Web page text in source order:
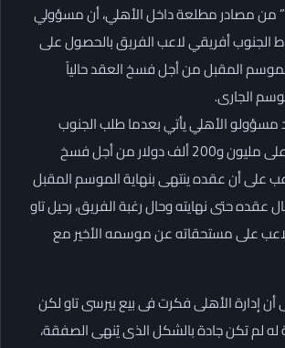
من مصادر مطلعة داخل الأهلي، أن مسؤولي
الجنوب أفريقي لاعب الفريق بالحصول على
المقبل من أجل فسخ العقد حالياً
الجارى.
مسؤولو الأهلي يأتي بعدما طلب الجنوب
أفريقي الحصول على مليون و200 ألف دولار من أجل فسخ
على أن عقده ينتهى بنهاية الموسم المقبل
حتى نهايته وحال رغبة الفريق، رحيل تاو
على مستحقاته عن موسمه الأخير مع
إدارة الأهلى فكرت فى بيع بيرسى تاو لكن
لم تكن جادة بالشكل الذى يُنهى الصفقة،